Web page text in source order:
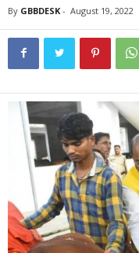
By GBBDESK - August 19, 2022